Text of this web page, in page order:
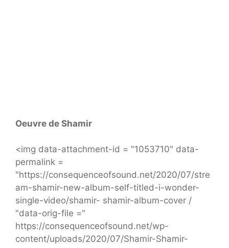
Oeuvre de Shamir
<img data-attachment-id = "1053710" data-
permalink =
"https://consequenceofsound.net/2020/07/stre
am-shamir-new-album-self-titled-i-wonder-
single-video/shamir- shamir-album-cover /
"data-orig-file ="
https://consequenceofsound.net/wp-
content/uploads/2020/07/Shamir-Shamir-